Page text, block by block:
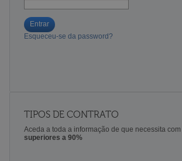
Entrar
Esqueceu-se da password?
TIPOS DE CONTRATO
Aceda a toda a informação de que necessita com
superiores a 90%